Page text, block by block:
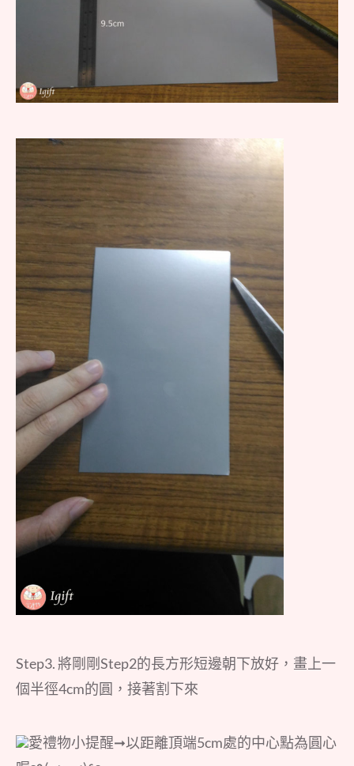
Step3. 將剛剛Step2的長方形短邊朝下放好，畫上一
個半徑4cm的圓，接著割下來
愛禮物小提醒➞以距離頂端5cm處的中心點為圓心